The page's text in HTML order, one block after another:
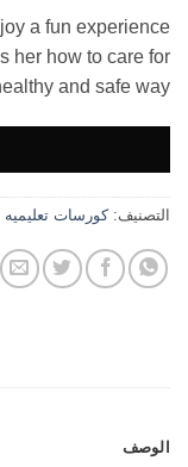
هو:
د.ك15.00.
a fun experience
her how to care for
and safe way.
التصنيف:كورسات تعليميه
الوصف